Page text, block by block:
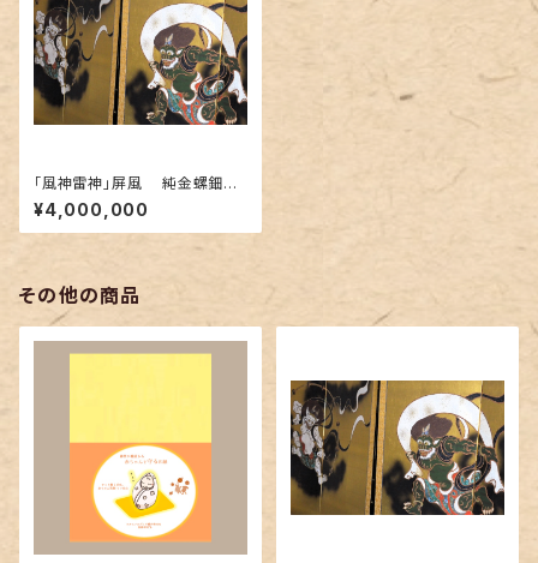
「風神雷神」屏風 純金螺鈿漆
箔緯錦織 無月作
¥4,000,000
その他の商品